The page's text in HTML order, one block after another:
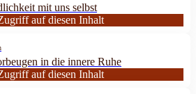
mit uns selbst
auf diesen Inhalt
in die innere Ruhe
auf diesen Inhalt